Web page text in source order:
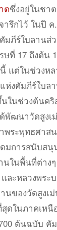
ตซึ่งอยู่ในชา
รึกไว้ ในปี ค.
มภีร์ใบลานส่
ษที่ 17 ถึงต้น
แต่ในช่วงห
ห่งคัมภีร์ใบล
ในช่วงต้นคริ
พัฒนาวัดสูงเ
พระพุทธศาส
มการสนับส
นในพื้นที่ต่าง
ละหลวงพระ
นของวัดสูงเ
ดในภาคเหนื
ต้นฉบับ คั